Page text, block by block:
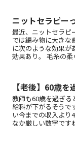
ニットセラピー
最近、ニットセラピ
では編み物に大きな
に次のような効果が
効果あり。 毛糸の
【老後】60歳
教師も60歳を過ぎる
給料が下がるそうで
い今までの収入より
なか厳しい数字です